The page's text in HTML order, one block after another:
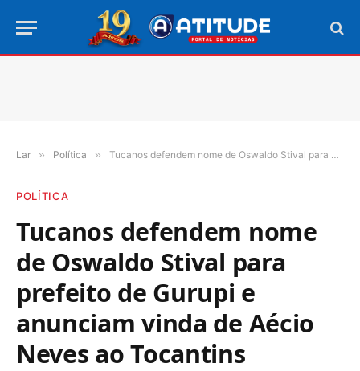
Lar » Política » Tucanos defendem nome de Oswaldo Stival para prefeito de Gurupi e anunciam vinda de Aécio Neves ao Tocantins
POLÍTICA
Tucanos defendem nome
de Oswaldo Stival para
prefeito de Gurupi e
anunciam vinda de Aécio
Neves ao Tocantins